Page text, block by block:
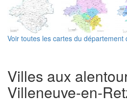
Voir toutes les cartes du
Villes aux
Villeneuve-en-